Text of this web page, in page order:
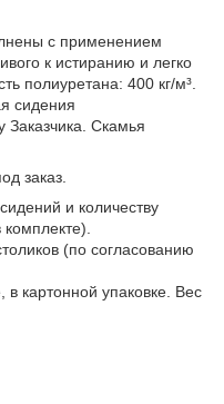
с применением
к истиранию и легко
полиуретана: 400 кг/м³.
сидения
Заказчика. Скамья
заказ.
и количеству
(по согласованию
картонной упаковке. Вес